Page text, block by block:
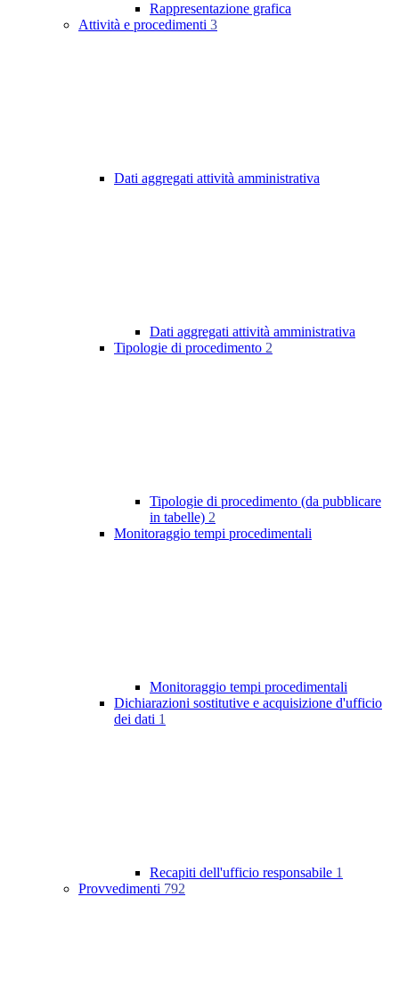
Rappresentazione grafica
Attività e procedimenti 3
Dati aggregati attività amministrativa
Dati aggregati attività amministrativa
Tipologie di procedimento 2
Tipologie di procedimento (da pubblicare
in tabelle) 2
Monitoraggio tempi procedimentali
Monitoraggio tempi procedimentali
Dichiarazioni sostitutive e acquisizione d'ufficio
dei dati 1
Recapiti dell'ufficio responsabile 1
Provvedimenti 792